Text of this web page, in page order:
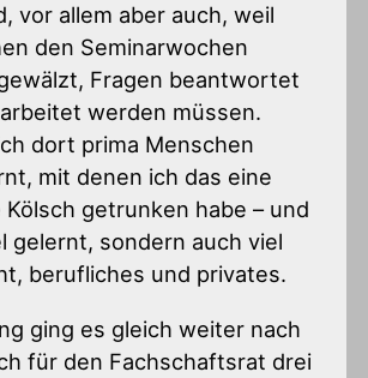
vor allem aber auch, weil
den Seminarwochen
Fragen beantwortet
werden müssen.
dort prima Menschen
mit denen ich das eine
getrunken habe – und
gelernt, sondern auch viel
berufliches und privates.
ging es gleich weiter nach
für den Fachschaftsrat drei